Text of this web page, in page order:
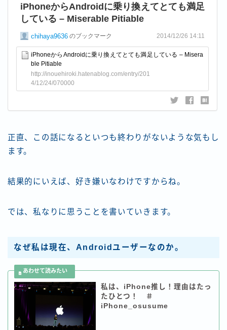
正直、この話になるといつも終わりがないような気もし
ます。
結果的にいえば、好き嫌いなわけですからね。
では、私なりに思うことを書いていきます。
なぜ私は現在、 Android ユーザーなのか。
私は、iPhone推し！理由はたっ
たひとつ！ ＃
iPhone_osusume